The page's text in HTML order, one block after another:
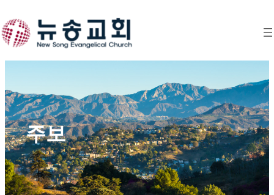
to
content
주보